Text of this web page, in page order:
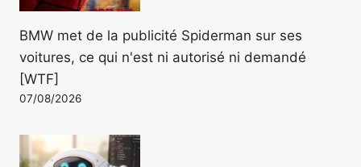
BMW met de la publicité Spiderman sur ses
voitures, ce qui n'est ni autorisé ni demandé
[WTF]
07/08/2026